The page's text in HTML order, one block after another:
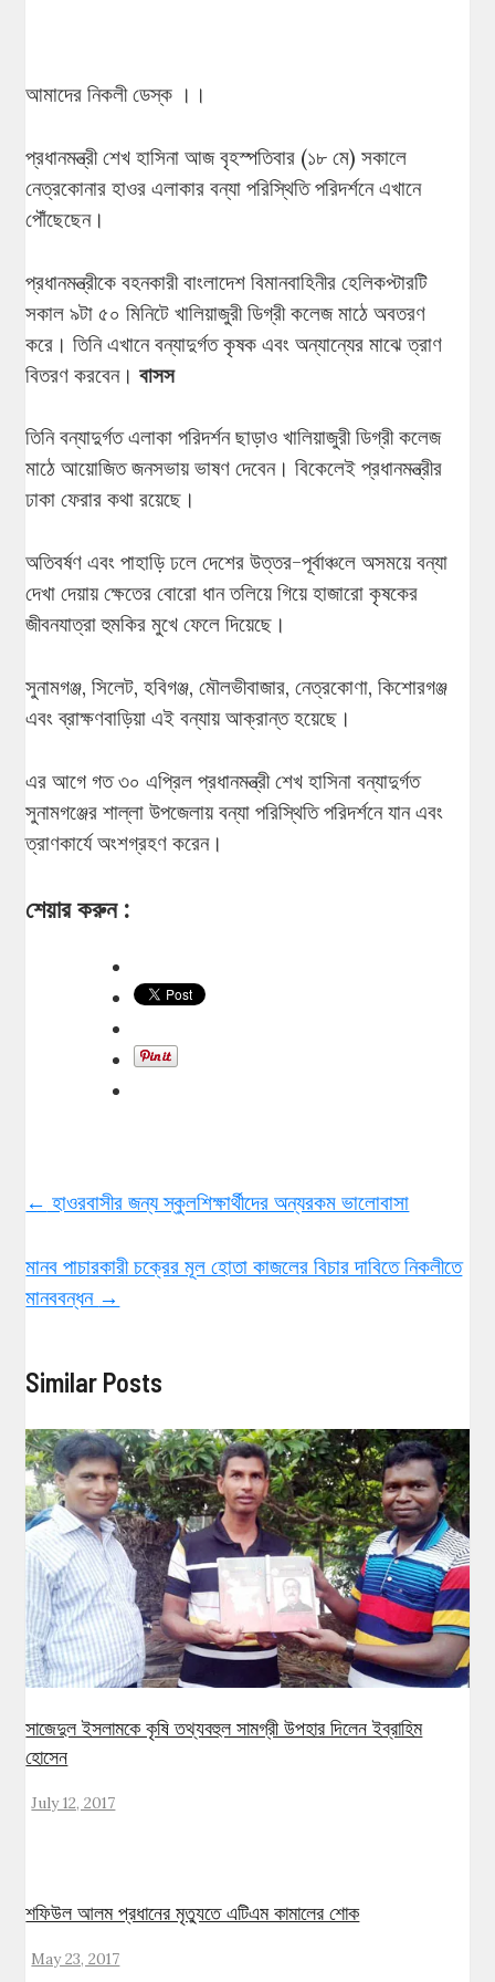
আমাদের নিকলী ডেস্ক ।।
প্রধানমন্ত্রী শেখ হাসিনা আজ বৃহস্পতিবার (১৮ মে) সকালে
নেত্রকোনার হাওর এলাকার বন্যা পরিস্থিতি পরিদর্শনে এখানে
পৌঁছেছেন।
প্রধানমন্ত্রীকে বহনকারী বাংলাদেশ বিমানবাহিনীর হেলিকপ্টারটি
সকাল ৯টা ৫০ মিনিটে খালিয়াজুরী ডিগ্রী কলেজ মাঠে অবতরণ
করে। তিনি এখানে বন্যাদুর্গত কৃষক এবং অন্যান্যের মাঝে ত্রাণ
বিতরণ করবেন।বাসস
তিনি বন্যাদুর্গত এলাকা পরিদর্শন ছাড়াও খালিয়াজুরী ডিগ্রী কলেজ
মাঠে আয়োজিত জনসভায় ভাষণ দেবেন। বিকেলেই প্রধানমন্ত্রীর
ঢাকা ফেরার কথা রয়েছে।
অতিবর্ষণ এবং পাহাড়ি ঢলে দেশের উত্তর-পূর্বাঞ্চলে অসময়ে বন্যা
দেখা দেয়ায় ক্ষেতের বোরো ধান তলিয়ে গিয়ে হাজারো কৃষকের
জীবনযাত্রা হুমকির মুখে ফেলে দিয়েছে।
সুনামগঞ্জ, সিলেট, হবিগঞ্জ, মৌলভীবাজার, নেত্রকোণা, কিশোরগঞ্জ
এবং ব্রাক্ষণবাড়িয়া এই বন্যায় আক্রান্ত হয়েছে।
এর আগে গত ৩০ এপ্রিল প্রধানমন্ত্রী শেখ হাসিনা বন্যাদুর্গত
সুনামগঞ্জের শাল্লা উপজেলায় বন্যা পরিস্থিতি পরিদর্শনে যান এবং
ত্রাণকার্যে অংশগ্রহণ করেন।
শেয়ার করুন :
← হাওরবাসীর জন্য স্কুলশিক্ষার্থীদের অন্যরকম ভালোবাসা
মানব পাচারকারী চক্রের মূল হোতা কাজলের বিচার দাবিতে নিকলীতে
মানববন্ধন →
Similar Posts
সাজেদুল ইসলামকে কৃষি তথ্যবহুল সামগ্রী উপহার দিলেন ইব্রাহিম
হোসেন
July 12, 2017
শফিউল আলম প্রধানের মৃত্যুতে এটিএম কামালের শোক
May 23, 2017